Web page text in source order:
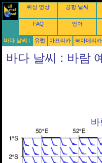
위성 영상 공항 날씨
FAQ 언어
바다 날씨 : 유럽 아프리카 북아메리카
바다 날씨 : 바람